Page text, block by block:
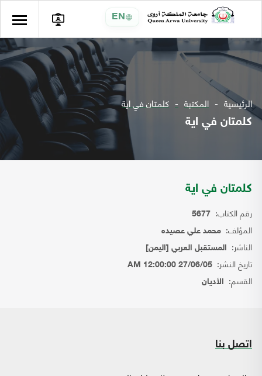
EN
الرئيسية المكتبة كلمتان في اية
كلمتان في اية
كلمتان في اية
رقم الكتاب: 5677
المؤلف: محمد علي عصيده
الناشر: المستقبل العربي [اليمن]
تاريخ النشر: 27/06/05 12:00:00 AM
القسم: الأديان
اتصل بنا